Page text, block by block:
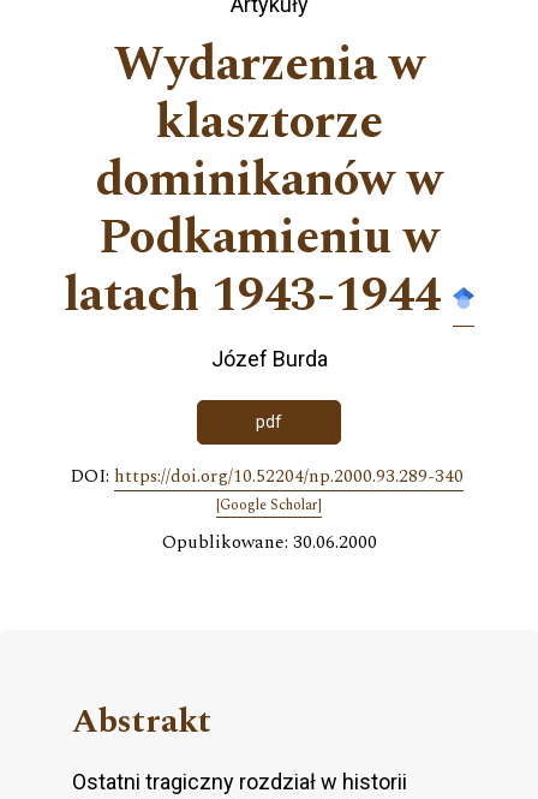
Wydarzenia w
klasztorze
dominikanów w
Podkamieniu w
latach 1943-1944
Józef Burda
pdf
DOI: https://doi.org/10.52204/np.2000.93.289-340
[Google Scholar]
Opublikowane: 30.06.2000
Abstrakt
Ostatni tragiczny rozdział w historii